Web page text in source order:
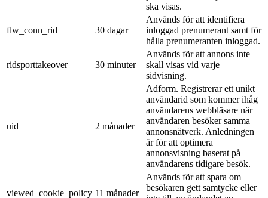
ska visas.
flw_conn_rid 30 dagar
Används för att identifiera
inloggad prenumerant samt för
hålla prenumeranten inloggad.
ridsporttakeover 30 minuter
Används för att annons inte
skall visas vid varje
sidvisning.
uid 2 månader
Adform. Registrerar ett unikt
användarid som kommer ihåg
användarens webbläsare när
användaren besöker samma
annonsnätverk. Anledningen
är för att optimera
annonsvisning baserat på
användarens tidigare besök.
viewed_cookie_policy 11 månader
Används för att spara om
besökaren gett samtycke eller